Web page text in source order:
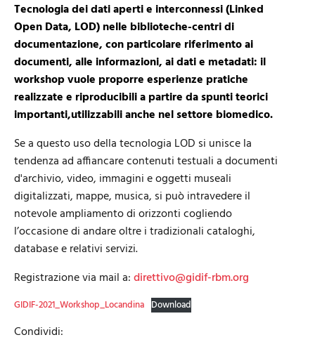
Tecnologia dei dati aperti e interconnessi (Linked
Open Data, LOD) nelle biblioteche-centri di
documentazione, con particolare riferimento ai
documenti, alle informazioni, ai dati e metadati: il
workshop vuole proporre esperienze pratiche
realizzate e riproducibili a partire da spunti teorici
importanti,utilizzabili anche nel settore biomedico.
Se a questo uso della tecnologia LOD si unisce la
tendenza ad affiancare contenuti testuali a documenti
d'archivio, video, immagini e oggetti museali
digitalizzati, mappe, musica, si può intravedere il
notevole ampliamento di orizzonti cogliendo
l’occasione di andare oltre i tradizionali cataloghi,
database e relativi servizi.
Registrazione via mail a:direttivo@gidif-rbm.org
GIDIF-2021_Workshop_Locandina Download
Condividi: